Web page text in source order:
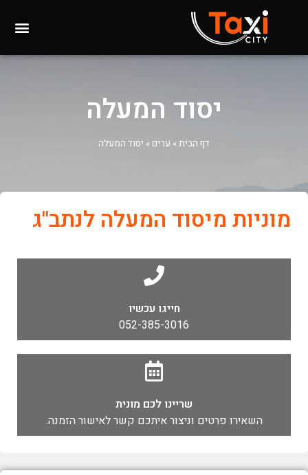
יסוד המעלה
דף הבית» ערים » יסוד המעלה
מוניות מיסוד המעלה לנתב"ג
חייגו עכשיו
052-385-3016
שריינו לכם מונית
השאירו פרטים וניצור איתכם קשר לאישור הזמנה.